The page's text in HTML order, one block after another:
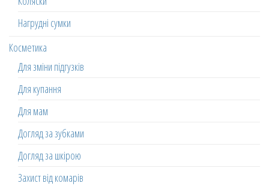
Нагрудні сумки
Косметика
Для зміни підгузків
Для купання
Для мам
Догляд за зубками
Догляд за шкірою
Захист від комарів